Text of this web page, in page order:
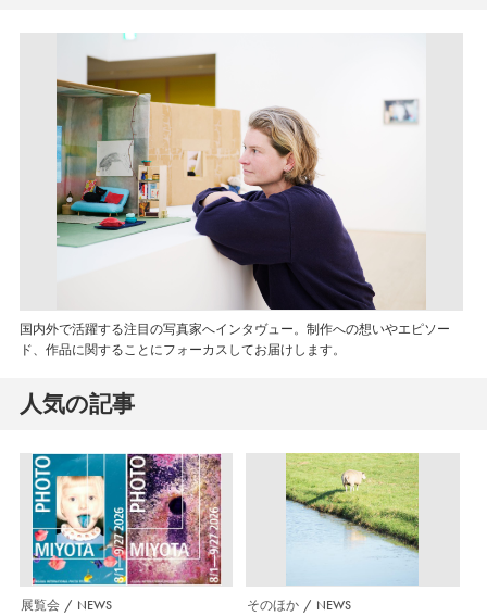
国内外で活躍する注目の写真家へインタヴュー。制作への想いやエピソー
ド、作品に関することにフォーカスしてお届けします。
人気の記事
展覧会 NEWS そのほか NEWS